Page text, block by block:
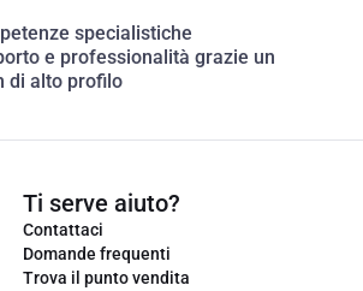
specialistiche
e professionalità grazie un
di alto profilo
Ti serve aiuto?
Contattaci
Domande frequenti
Trova il punto vendita